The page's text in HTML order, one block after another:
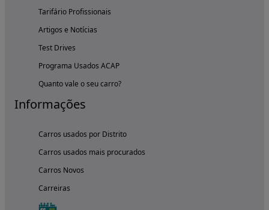
Tarifário Profissionais
Artigos e Notícias
Test Drives
Programa Usados ACAP
Quanto vale o seu carro?
Informações
Carros usados por Distrito
Carros usados mais procurados
Carros Novos
Carreiras